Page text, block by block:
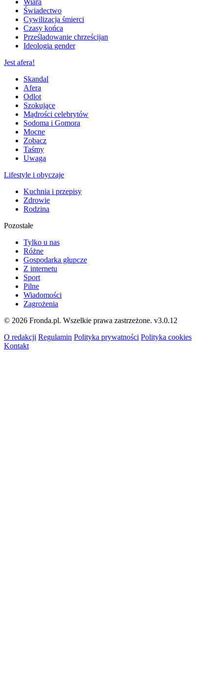
Świadectwo
Cywilizacja śmierci
Czasy końca
Prześladowanie chrześcijan
Ideologia gender
Jest afera!
Skandal
Afera
Odlot
Szokujące
Mądrości celebrytów
Sodoma i Gomora
Mocne
Zobacz
Taśmy
Uwaga
Lifestyle i obyczaje
Kuchnia i przepisy
Zdrowie
Rodzina
Pozostałe
Tylko u nas
Różne
Gospodarka głupcze
Z internetu
Sport
Pilne
Wiadomości
Zagrożenia
© 2026 Fronda.pl. Wszelkie prawa zastrzeżone. v3.0.12
O redakcji Regulamin Polityka prywatności Polityka cookies
Kontakt